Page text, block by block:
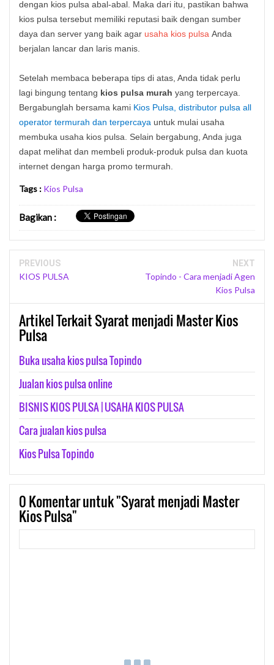
dengan kios pulsa abal-abal. Maka dari itu, pastikan bahwa
kios pulsa tersebut memiliki reputasi baik dengan sumber
daya dan server yang baik agar usaha kios pulsa Anda
berjalan lancar dan laris manis.
Setelah membaca beberapa tips di atas, Anda tidak perlu
lagi bingung tentang kios pulsa murah yang terpercaya.
Bergabunglah bersama kami Kios Pulsa, distributor pulsa all
operator termurah dan terpercaya untuk mulai usaha
membuka usaha kios pulsa. Selain bergabung, Anda juga
dapat melihat dan membeli produk-produk pulsa dan kuota
internet dengan harga promo termurah.
Tags : Kios Pulsa
Bagikan :
PREVIOUS
KIOS PULSA
NEXT
Topindo - Cara menjadi Agen
Kios Pulsa
Artikel Terkait Syarat menjadi Master Kios
Pulsa
Buka usaha kios pulsa Topindo
Jualan kios pulsa online
BISNIS KIOS PULSA | USAHA KIOS PULSA
Cara jualan kios pulsa
Kios Pulsa Topindo
0Komentar untuk "Syarat menjadi Master
Kios Pulsa"